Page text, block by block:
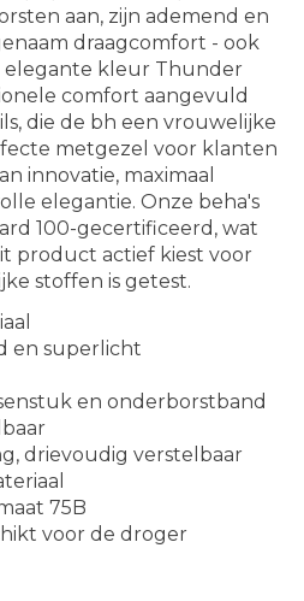
aan, zijn ademend en
draagcomfort - ook
elegante kleur Thunder
comfort aangevuld
die de bh een vrouwelijke
metgezel voor klanten
innovatie, maximaal
elegantie. Onze beha's
100-gecertificeerd, wat
product actief kiest voor
stoffen is getest.
en superlicht
en onderborstband
drievoudig verstelbaar
75B
voor de droger